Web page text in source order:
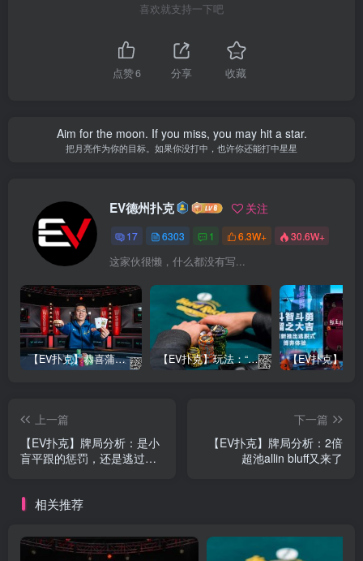
喜欢就支持一下吧
点赞6 分享 收藏
Aim for the moon. If you miss, you may hit a star.
把月亮作为你的目标。如果你没打中，也许你还能打中星星
EV德州扑克 关注
17 6303 1 6.3W+ 30.6W+
这家伙很懒，什么都没有写...
【EV扑克】恭喜蒲蔚然赛事#65夺冠，收获国人2023WSOP第六条金手链，奖金93万刀！ 【EV扑克】玩法：“松弱鱼/松凶鱼打法”的基本攻略
上一篇
【EV扑克】牌局分析：是小
盲平跟的惩罚，还是逃过一
下一篇
【EV扑克】牌局分析：2倍
超池allin bluff又来了
相关推荐